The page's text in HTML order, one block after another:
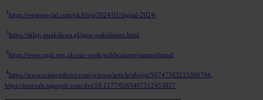
1 https://wearesocial.com/uk/blog/2024/01/digital-2024/
2 https://sklep.smakslowa.pl/igen-pokoleniez.html
3 https://www.rsph.org.uk/our-work/publications/statusofmind/
4 https://www.sciencedirect.com/science/article/abs/pii/S0747563215300704,
https://journals.sagepub.com/doi/10.1177/0265407512453827